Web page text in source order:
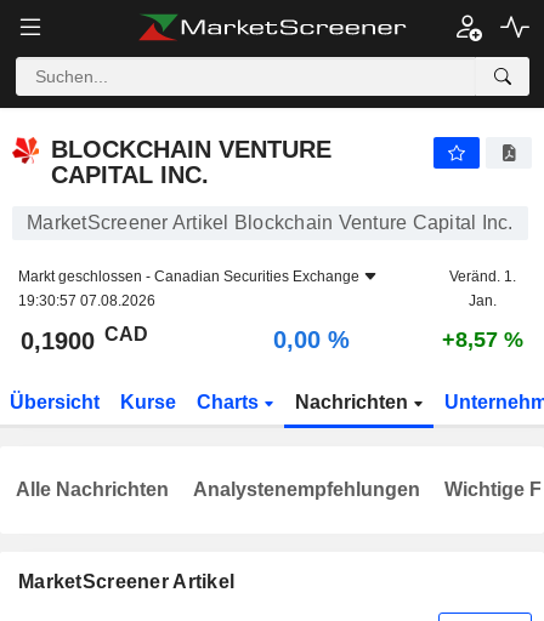
BLOCKCHAIN VENTURE
CAPITAL INC.
MarketScreener Artikel Blockchain Venture Capital Inc.
Markt geschlossen - Canadian Securities Exchange
19:30:57 07.08.2026
Veränd. 1.
Jan.
0,1900 CAD 0,00 % +8,57 %
Übersicht Kurse Charts Nachrichten
MarketScreener Artikel
Alle Nachrichten Analystenempfehlungen Wichtige